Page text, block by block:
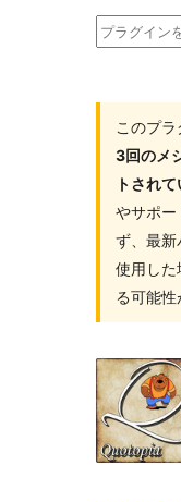
プ
このプ
3回のメ
トされ
やサポー
ず、最
使用した
る可能性